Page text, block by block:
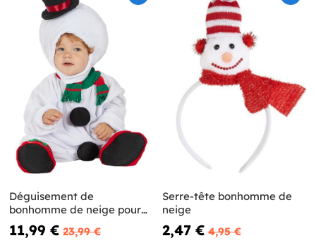
Déguisement de
bonhomme de neige pour
bébé
11,99 € 23,99 €
Serre-tête bonhomme de
neige
2,47 € 4,95 €